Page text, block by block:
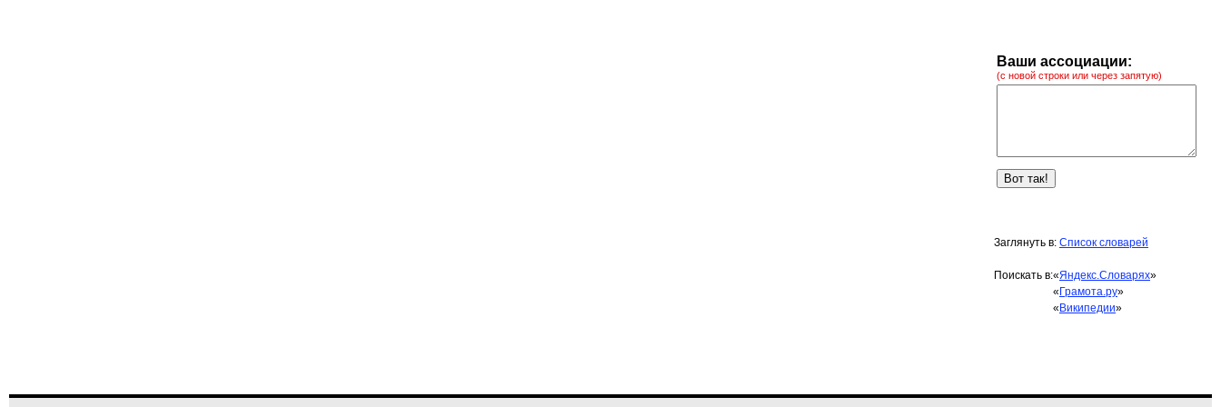
Ваши ассоциации:
(с новой строки или через запятую)
Заглянуть в: Список словарей
Поискать в:«Яндекс.Словарях»
« Грамота.ру»
« Википедии»